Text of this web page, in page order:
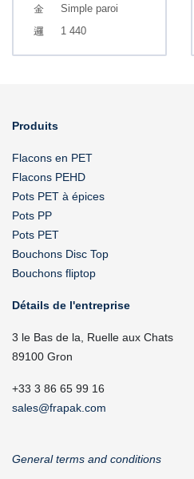
Simple paroi
1 440
Produits
Flacons en PET
Flacons PEHD
Pots PET à épices
Pots PP
Pots PET
Bouchons Disc Top
Bouchons fliptop
Détails de l'entreprise
3 le Bas de la, Ruelle aux Chats
89100 Gron
+33 3 86 65 99 16
sales@frapak.com
General terms and conditions